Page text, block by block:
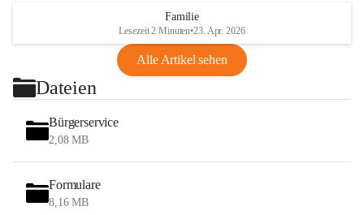
Familie
Lesezeit 2 Minuten•23. Apr. 2026
Alle Artikel sehen
Dateien
Bürgerservice
2,08 MB
Formulare
8,16 MB